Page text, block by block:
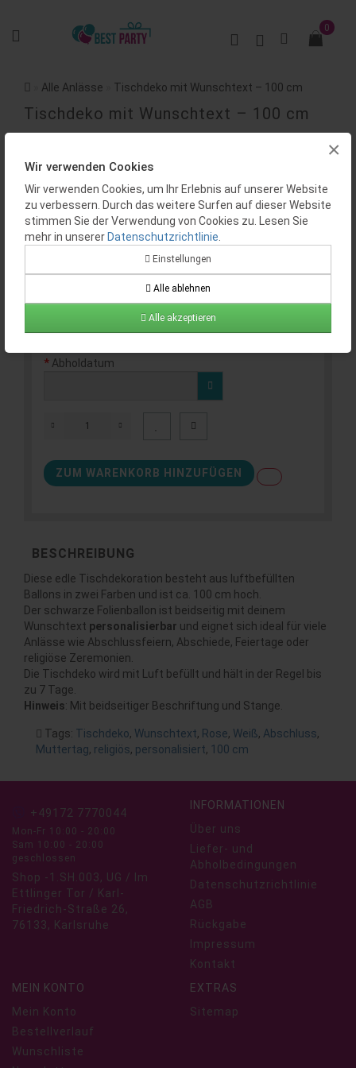
×
Wir verwenden Cookies
Wir verwenden Cookies, um Ihr Erlebnis auf unserer Website
zu verbessern. Durch das weitere Surfen auf dieser Website
stimmen Sie der Verwendung von Cookies zu. Lesen Sie
mehr in unsererDatenschutzrichtlinie
Einstellungen
Alle ablehnen
Alle akzeptieren
0
Alle Anlässe Tischdeko mit Wunschtext – 100 cm
Tischdeko mit Wunschtext – 100 cm
BP0577
25.99€
Abholdatum
ZUM WARENKORB HINZUFÜGEN
BESCHREIBUNG
Diese edle Tischdekoration besteht aus luftbefüllten
Ballons in zwei Farben und ist ca. 100 cm hoch.
Der schwarze Folienballon ist beidseitig mit deinem
Wunschtext personalisierbar und eignet sich ideal für viele
Anlässe wie Abschlussfeiern, Abschiede, Feiertage oder
religiöse Zeremonien.
Die Tischdeko wird mit Luft befüllt und hält in der Regel bis
zu 7 Tage.
Hinweis: Mit beidseitiger Beschriftung und Stange.
Tags: Tischdeko, Wunschtext, Rose, Weiß, Abschluss,
Muttertag, religiös, personalisiert, 100 cm
+49172 7770044
Mon-Fr 10:00 - 20:00
Sam 10:00 - 20:00
geschlossen
Shop -1.SH.003, UG / Im
Ettlinger Tor / Karl-
Friedrich-Straße 26,
76133, Karlsruhe
INFORMATIONEN
Über uns
Liefer- und
Abholbedingungen
Datenschutzrichtlinie
AGB
Rückgabe
Impressum
Kontakt
MEIN KONTO
Mein Konto
Bestellverlauf
Wunschliste
EXTRAS
Sitemap